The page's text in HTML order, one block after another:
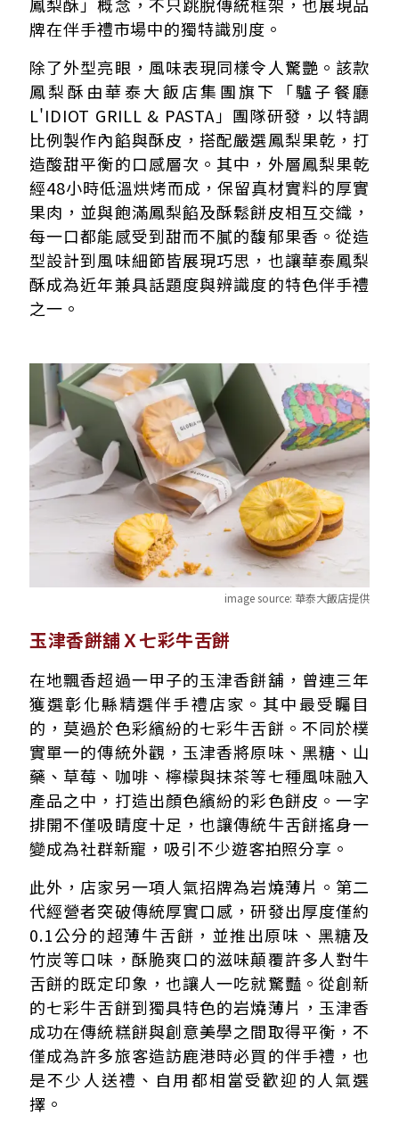
牌在伴手禮市場中的獨特識別度。
除了外型亮眼，風味表現同樣令人驚艷。該款
鳳梨酥由華泰大飯店集團旗下「驢子餐廳
L'IDIOT GRILL & PASTA」團隊研發，以特調
比例製作內餡與酥皮，搭配嚴選鳳梨果乾，打
造酸甜平衡的口感層次。其中，外層鳳梨果乾
經48小時低溫烘烤而成，保留真材實料的厚實
果肉，並與飽滿鳳梨餡及酥鬆餅皮相互交織，
每一口都能感受到甜而不膩的馥郁果香。從造
型設計到風味細節皆展現巧思，也讓華泰鳳梨
酥成為近年兼具話題度與辨識度的特色伴手禮
之一。
image source: 華泰大飯店提供
玉津香餅舖Ｘ七彩牛舌餅
在地飄香超過一甲子的玉津香餅舖，曾連三年
獲選彰化縣精選伴手禮店家。其中最受矚目
的，莫過於色彩繽紛的七彩牛舌餅。不同於樸
實單一的傳統外觀，玉津香將原味、黑糖、山
藥、草莓、咖啡、檸檬與抹茶等七種風味融入
產品之中，打造出顏色繽紛的彩色餅皮。一字
排開不僅吸睛度十足，也讓傳統牛舌餅搖身一
變成為社群新寵，吸引不少遊客拍照分享。
此外，店家另一項人氣招牌為岩燒薄片。第二
代經營者突破傳統厚實口感，研發出厚度僅約
0.1公分的超薄牛舌餅，並推出原味、黑糖及
竹炭等口味，酥脆爽口的滋味顛覆許多人對牛
舌餅的既定印象，也讓人一吃就驚豔。從創新
的七彩牛舌餅到獨具特色的岩燒薄片，玉津香
成功在傳統糕餅與創意美學之間取得平衡，不
僅成為許多旅客造訪鹿港時必買的伴手禮，也
是不少人送禮、自用都相當受歡迎的人氣選
擇。